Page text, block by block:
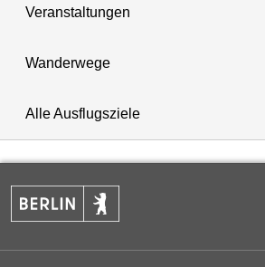
Veranstaltungen
Wanderwege
Alle Ausflugsziele